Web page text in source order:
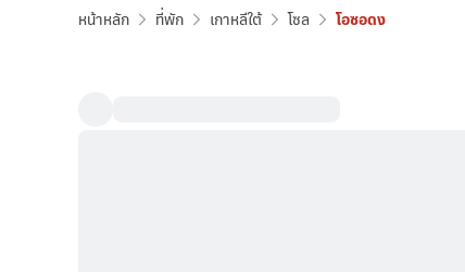
หน้าหลัก ที่พัก เกาหลีใต้ โซล โอซอดง